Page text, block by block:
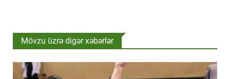
Mövzu üzrə digər xəbərlər